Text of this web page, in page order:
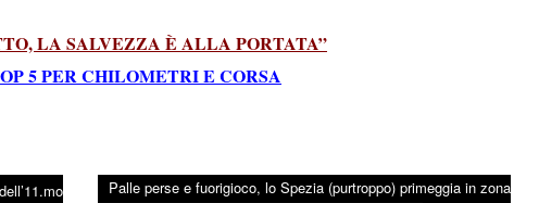
LA SALVEZZA È ALLA PORTATA”
5 PER CHILOMETRI E CORSA
Palle perse e fuorigioco, lo Spezia (purtroppo) primeggia in zona